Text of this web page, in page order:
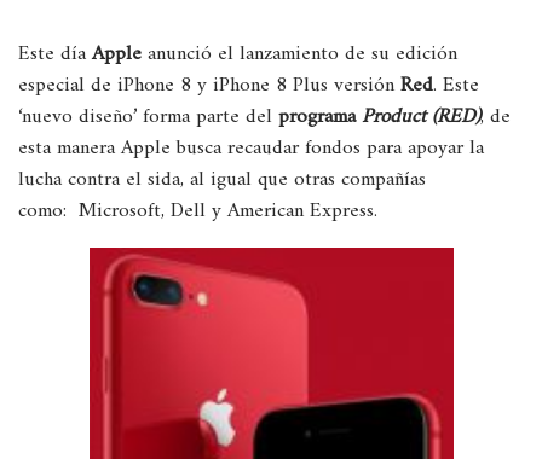
Este díaAppleanunció el lanzamiento de su edición
especial de iPhone 8 y iPhone 8 Plus versiónRed. Este
‘nuevo diseño’ forma parte delprogramaProduct (RED), de
esta manera Apple busca recaudar fondos para apoyar la
lucha contra el sida, al igual que otras compañías
como: Microsoft, Dell y American Express.